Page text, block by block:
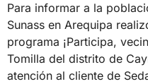
Para informar a la
Sunass en Arequipa
programa ¡Participa,
Tomilla del distrito de
atención al cliente de